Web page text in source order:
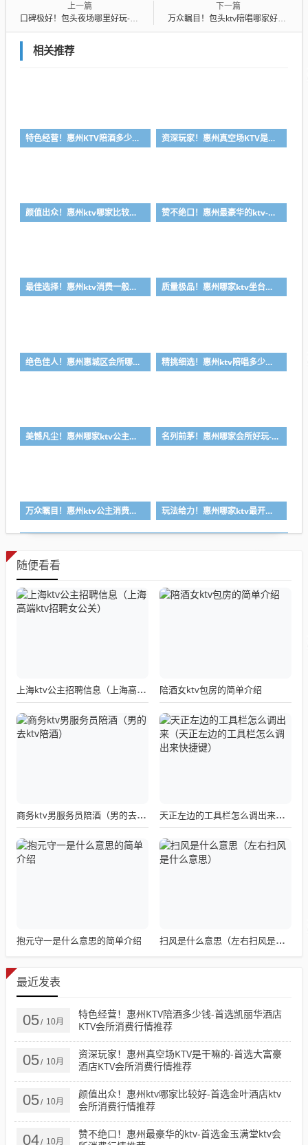
上一篇
口碑极好！包头夜场哪里好玩-首选香格里拉ktv会所消费行情推荐
下一篇
万众瞩目！包头ktv陪唱哪家好-首选斑马国际ktv会所消费行情推荐
相关推荐
特色经营！惠州KTV陪酒多少钱-首选凯丽华酒店KTV会所消费行情推荐 资深玩家！惠州真空场KTV是干嘛的-首选大富豪酒店KTV会所消费行情推荐
颜值出众！惠州ktv哪家比较好-首选金叶酒店ktv会所消费行情推荐 赞不绝口！惠州最豪华的ktv-首选金玉满堂ktv会所消费行情推荐
最佳选择！惠州ktv消费一般多少钱-首选金朗娱乐ktv会所消费行情推荐 质量极品！惠州哪家ktv坐台小费最高-首选喜悦酒店ktv会所消费行情推荐
绝色佳人！惠州惠城区会所哪家好-首选皇家公馆ktv会所消费行情推荐 精挑细选！惠州ktv陪唱多少钱-首选丽景国际ktv会所消费行情推荐
美憾凡尘！惠州哪家ktv公主漂亮-首选凯宾斯基ktv会所消费行情推荐 名列前茅！惠州哪家会所好玩-首选皇朝会ktv会所消费行情推荐
万众瞩目！惠州ktv公主消费一般多少钱-首选金莎汇ktv会所消费行情推荐 玩法给力！惠州哪家ktv最开放-首选逸豪ktv会所消费行情推荐
随便看看
上海ktv公主招聘信息（上海高端ktv招聘女公关） 陪酒女ktv包房的简单介绍
商务ktv男服务员陪酒（男的去ktv陪酒） 天正左边的工具栏怎么调出来（天正左边的工具栏怎么调出来快捷键）
抱元守一是什么意思的简单介绍 扫风是什么意思（左右扫风是什么意思）
最近发表
05/ 10月
特色经营！惠州KTV陪酒多少钱-首选凯丽华酒店
KTV会所消费行情推荐
05/ 10月
资深玩家！惠州真空场KTV是干嘛的-首选大富豪
酒店KTV会所消费行情推荐
05/ 10月
颜值出众！惠州ktv哪家比较好-首选金叶酒店ktv
会所消费行情推荐
04/ 10月
赞不绝口！惠州最豪华的ktv-首选金玉满堂ktv会